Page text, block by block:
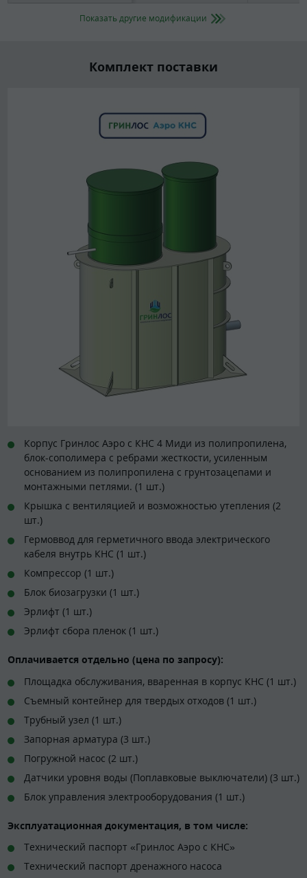
Показать другие модификации
Комплект поставки
Корпус Гринлос Аэро с КНС 4 Миди из полипропилена,
блок-сополимера с ребрами жесткости, усиленным
основанием из полипропилена с грунтозацепами и
монтажными петлями. (1 шт.)
Крышка с вентиляцией и возможностью утепления (2
шт.)
Гермоввод для герметичного ввода электрического
кабеля внутрь КНС (1 шт.)
Компрессор (1 шт.)
Блок биозагрузки (1 шт.)
Эрлифт (1 шт.)
Эрлифт сбора пленок (1 шт.)
Оплачивается отдельно (цена по запросу):
Площадка обслуживания, вваренная в корпус КНС (1 шт.)
Съемный контейнер для твердых отходов (1 шт.)
Трубный узел (1 шт.)
Запорная арматура (3 шт.)
Погружной насос (2 шт.)
Датчики уровня воды (Поплавковые выключатели) (3 шт.)
Блок управления электрооборудования (1 шт.)
Эксплуатационная документация, в том числе:
Технический паспорт «Гринлос Аэро с КНС»
Технический паспорт дренажного насоса